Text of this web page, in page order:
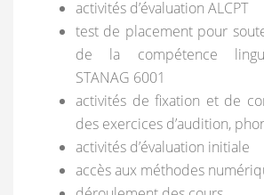
activités d’évaluation ALCPT
test de placement pour
de la compétence
STANAG 6001
activités de fixation et de
des exercices d’audition,
activités d’évaluation initiale
accès aux méthodes